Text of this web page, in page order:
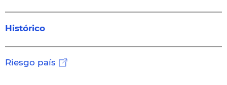
Histórico
Riesgo país